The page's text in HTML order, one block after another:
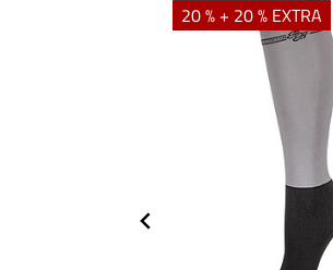
20 % + 20 % EXTRA